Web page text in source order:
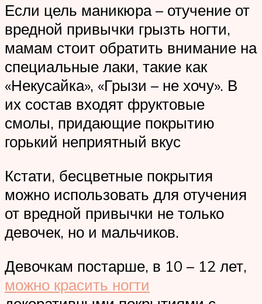
Если цель маникюра – отучение от
вредной привычки грызть ногти,
мамам стоит обратить внимание на
специальные лаки, такие как
«Некусайка», «Грызи – не хочу». В
их состав входят фруктовые
смолы, придающие покрытию
горький неприятный вкус
Кстати, бесцветные покрытия
можно использовать для отучения
от вредной привычки не только
девочек, но и мальчиков.
Девочкам постарше, в 10 – 12 лет,
можно красить ногти